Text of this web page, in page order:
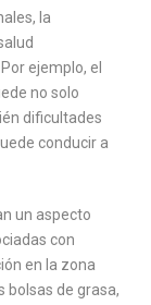
la
ejemplo, el
no solo
dificultades
conducir a
un aspecto
con
en la zona
bolsas de grasa,